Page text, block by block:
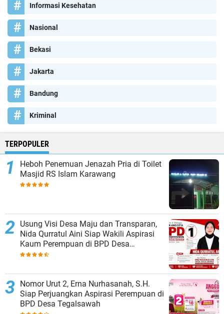
Informasi Kesehatan
Nasional
Bekasi
Jakarta
Bandung
Kriminal
TERPOPULER
Heboh Penemuan Jenazah Pria di Toilet
Masjid RS Islam Karawang
Usung Visi Desa Maju dan Transparan,
Nida Qurratul Aini Siap Wakili Aspirasi
Kaum Perempuan di BPD Desa
Tegalsawah
Nomor Urut 2, Erna Nurhasanah, S.H.
Siap Perjuangkan Aspirasi Perempuan di
BPD Desa Tegalsawah